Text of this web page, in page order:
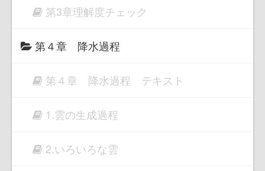
第3章理解度チェック
第４章 降水過程
第４章 降水過程 テキスト
1.雲の生成過程
2.いろいろな雲